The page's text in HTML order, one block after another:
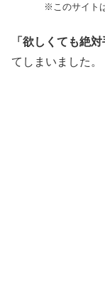
※このサイト
「欲しくても絶
てしまいました。